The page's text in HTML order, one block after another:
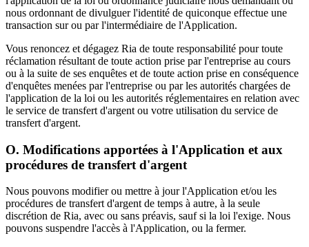
nous ordonnant de divulguer l'identité de quiconque effectue une
transaction sur ou par l'intermédiaire de l'Application.
Vous renoncez et dégagez Ria de toute responsabilité pour toute
réclamation résultant de toute action prise par l'entreprise au cours
ou à la suite de ses enquêtes et de toute action prise en conséquence
d'enquêtes menées par l'entreprise ou par les autorités chargées de
l'application de la loi ou les autorités réglementaires en relation avec
le service de transfert d'argent ou votre utilisation du service de
transfert d'argent.
O. Modifications apportées à l'Application et aux
procédures de transfert d'argent
Nous pouvons modifier ou mettre à jour l'Application et/ou les
procédures de transfert d'argent de temps à autre, à la seule
discrétion de Ria, avec ou sans préavis, sauf si la loi l'exige. Nous
pouvons suspendre l'accès à l'Application, ou la fermer.